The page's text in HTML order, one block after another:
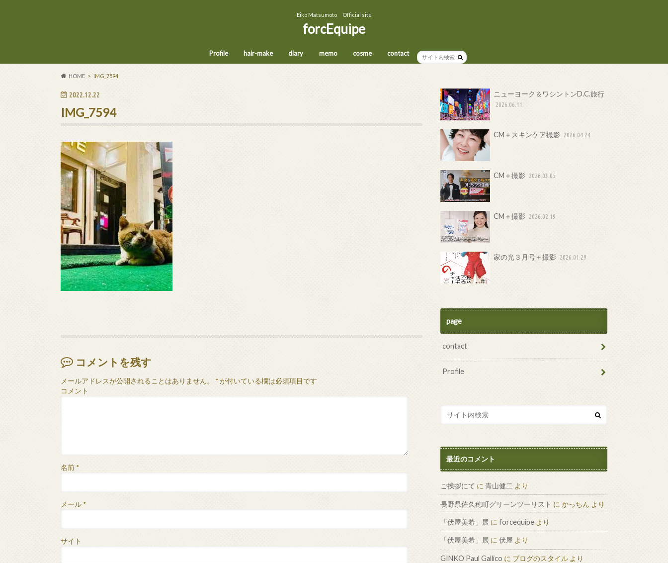
Eiko Matsumoto Official site
forcEquipe
Profile hair-make diary memo cosme contact
HOME IMG_7594
2022.12.22
IMG_7594
コメントを残す
メールアドレスが公開されることはありません。 *が付いている欄は必須項目です
コメント
名前 *
メール *
サイト
ニューヨーク＆ワシントンD.C.旅行
2026.06.11
CM＋スキンケア撮影 2026.04.24
CM＋撮影 2026.03.05
CM＋撮影 2026.02.19
家の光３月号＋撮影 2026.01.29
page
contact
Profile
最近のコメント
ご挨拶にて に 青山健二 より
長野県佐久穂町グリーンツーリスト に かっちん より
「伏屋美希」展 に forcequipe より
「伏屋美希」展 に 伏屋 より
GINKO Paul Gallico に ブログのスタイル より